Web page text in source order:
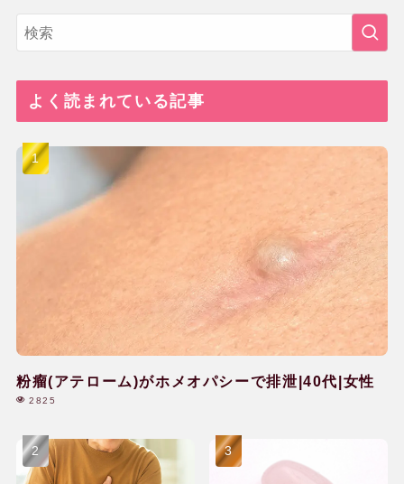
よく読まれている記事
粉瘤(アテローム)がホメオパシーで排泄|40代|女性
2825